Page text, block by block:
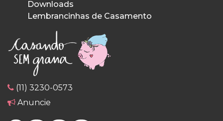
Downloads
Lembrancinhas de Casamento
(11) 3230-0573
Anuncie